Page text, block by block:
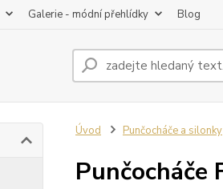
Galerie - módní přehlídky Blog
Úvod Punčocháče a silonky
Punčocháče